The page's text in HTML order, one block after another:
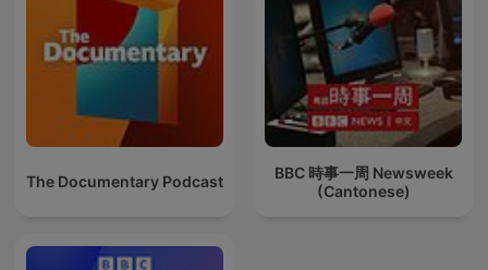
The Documentary Podcast
BBC 時事一周 Newsweek
(Cantonese)